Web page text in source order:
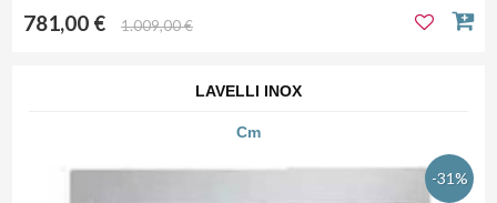
781,00 € 1.009,00 €
LAVELLI INOX
Cm
-31%